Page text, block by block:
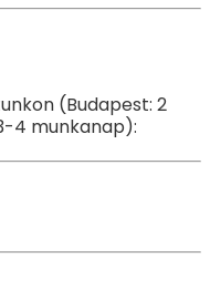
(Budapest: 2
4 munkanap):